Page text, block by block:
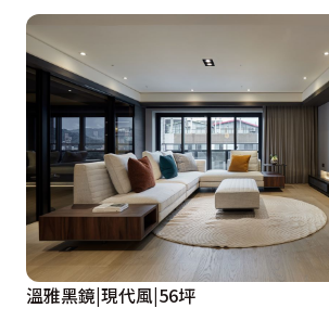
溫雅黑鏡|現代風|56坪